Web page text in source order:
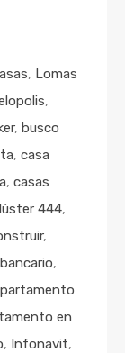
, Lomas
,
, busco
, casa
, casas
444,
,
,
en
, Infonavit,